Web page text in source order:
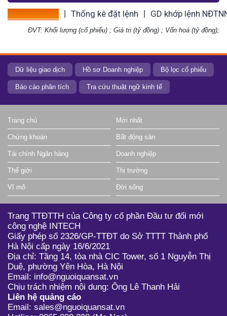
Thống kê đặt lệnh GD khớp lệnh
ĐVT: Khối lượng (cổ phiếu) ; Giá trị (tỷ đồng) ; Vốn hoá (tỷ đồng);
Dữ liệu giao dịch Hồ sơ Doanh nghiệp Bộ lọc cổ phiếu
Báo cáo phân tích Tra cứu thuật ngữ kinh tế
Trang chủ Mới nhất
Chứng khoán Bất động sản
Tài chính Ngân hàng Doanh nghiệp
Thế giới Thị trường
Vĩ mô Đời sống
Trang TTĐTTH của Công ty cổ phần Đầu tư đổi mới
công nghệ INTECH
Giấy phép số 2326/GP-TTĐT do Sở TTTT Thành phố
Hà Nội cấp ngày 16/6/2021
Địa chỉ: Tầng 14, tòa nhà CIC Tower, số 1 Nguyễn Thị
Duệ, phường Yên Hòa, Hà Nội
Email: info@nguoiquansat.vn
Chịu trách nhiệm nội dung: Ông Lê Thanh Hải
Liên hệ quảng cáo
Email: sales@nguoiquansat.vn